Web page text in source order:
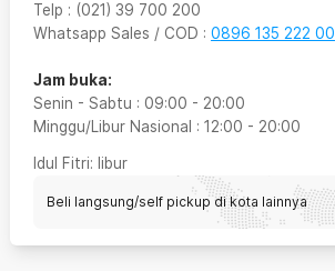
Telp : (021) 39 700 200
Whatsapp Sales / COD : 0896 135 222 00
Jam buka:
Senin - Sabtu : 09:00 - 20:00
Minggu/Libur Nasional : 12:00 - 20:00
Idul Fitri: libur
Beli langsung/self pickup di kota lainnya